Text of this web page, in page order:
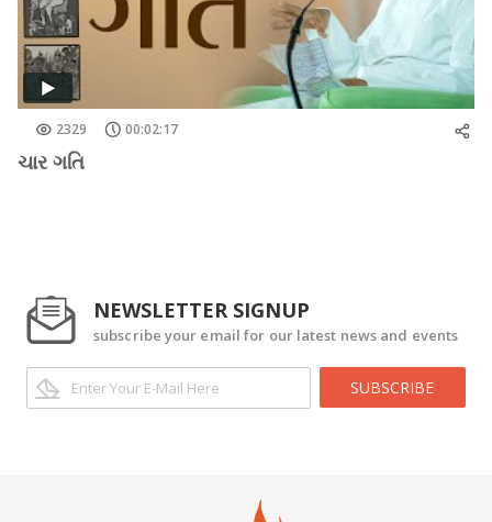
2329 00:02:17
ચાર ગતિ
NEWSLETTER SIGNUP
subscribe your email for our latest news and events
SUBSCRIBE